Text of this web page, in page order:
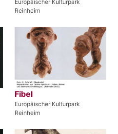
Europäischer Kulturpark
Reinheim
Fibel
Europäischer Kulturpark
Reinheim